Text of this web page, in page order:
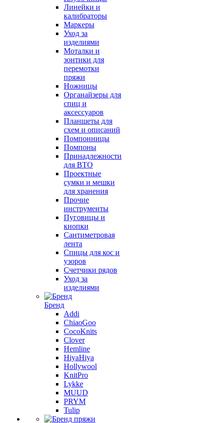
Линейки и
калибраторы
Маркеры
Уход за
изделиями
Моталки и
зонтики для
перемотки
пряжи
Ножницы
Органайзеры для
спиц и
аксессуаров
Планшеты для
схем и описаний
Помпонницы
Помпоны
Принадлежности
для ВТО
Проектные
сумки и мешки
для хранения
Прочие
инструменты
Пуговицы и
кнопки
Сантиметровая
лента
Спицы для кос и
узоров
Счетчики рядов
Уход за
изделиями
Бренд
Addi
ChiaoGoo
CocoKnits
Clover
Hemline
HiyaHiya
Hollywool
KnitPro
Lykke
MUUD
PRYM
Tulip